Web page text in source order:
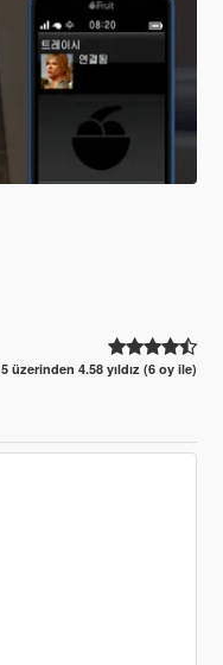
5 üzerinden 4.58 yıldız (6 oy ile)